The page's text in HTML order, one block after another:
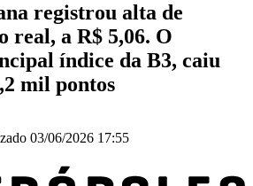
registrou alta de
real, a R$ 5,06. O
índice da B3, caiu
mil pontos
03/06/2026 17:55